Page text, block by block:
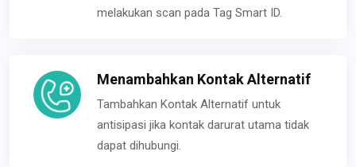
melakukan scan pada Tag Smart ID.
Menambahkan Kontak Alternatif
Tambahkan Kontak Alternatif untuk
antisipasi jika kontak darurat utama tidak
dapat dihubungi.